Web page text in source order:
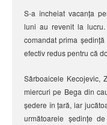
S-a încheiat vacanța
luni au revenit la
comandat prima
efectiv redus pentru că
Sârboaicele Kecojevic,
miercuri pe Bega din
ședere în țară, iar
următoarele ședințe